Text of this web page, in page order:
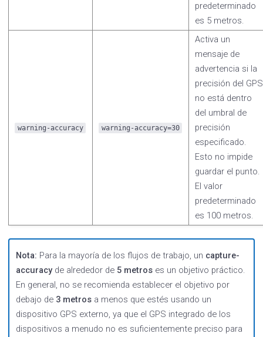
predeterminado
es 5 metros.
warning-accuracy warning-accuracy=30
Activa un
mensaje de
advertencia si la
precisión del GPS
no está dentro
del umbral de
precisión
especificado.
Esto no impide
guardar el punto.
El valor
predeterminado
es 100 metros.
Nota: Para la mayoría de los flujos de trabajo, un capture-
accuracyde alrededor de 5 metros es un objetivo práctico.
En general, no se recomienda establecer el objetivo por
debajo de 3 metros a menos que estés usando un
dispositivo GPS externo, ya que el GPS integrado de los
dispositivos a menudo no es suficientemente preciso para